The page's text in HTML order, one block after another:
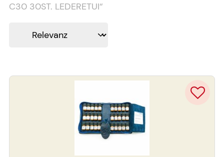
C30 30ST. LEDERETUI“